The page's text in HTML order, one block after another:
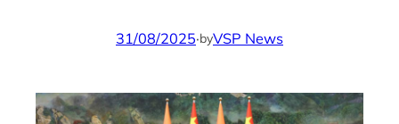
31/08/2025·byVSP News